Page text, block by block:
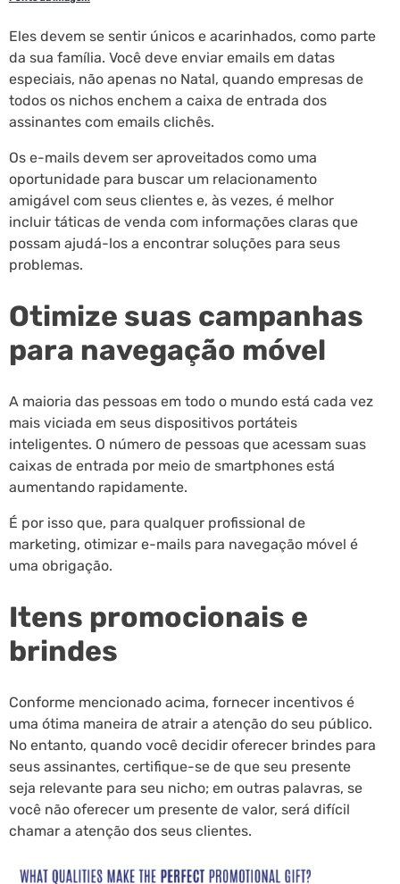
Eles devem se sentir únicos e acarinhados, como parte
da sua família. Você deve enviar emails em datas
especiais, não apenas no Natal, quando empresas de
todos os nichos enchem a caixa de entrada dos
assinantes com emails clichês.
Os e-mails devem ser aproveitados como uma
oportunidade para buscar um relacionamento
amigável com seus clientes e, às vezes, é melhor
incluir táticas de venda com informações claras que
possam ajudá-los a encontrar soluções para seus
problemas.
Otimize suas campanhas
para navegação móvel
A maioria das pessoas em todo o mundo está cada vez
mais viciada em seus dispositivos portáteis
inteligentes. O número de pessoas que acessam suas
caixas de entrada por meio de smartphones está
aumentando rapidamente.
É por isso que, para qualquer profissional de
marketing, otimizar e-mails para navegação móvel é
uma obrigação.
Itens promocionais e
brindes
Conforme mencionado acima, fornecer incentivos é
uma ótima maneira de atrair a atenção do seu público.
No entanto, quando você decidir oferecer brindes para
seus assinantes, certifique-se de que seu presente
seja relevante para seu nicho; em outras palavras, se
você não oferecer um presente de valor, será difícil
chamar a atenção dos seus clientes.